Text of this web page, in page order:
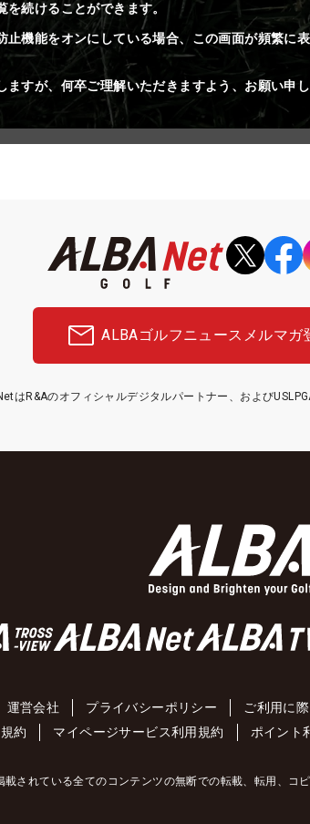
続けることができます。
止機能をオンにしている場合、この画面が頻繁に
すが、何卒ご理解いただきますよう、お願い申し
ALBAゴルフニュース メルマガ
はR&Aのオフィシャルデジタルパートナー、および
運営会社 プライバシーポリシー ご利用に
約
マイページサービス利用規約 ポイント
載されている全てのコンテンツの無断での転載、転用、コ